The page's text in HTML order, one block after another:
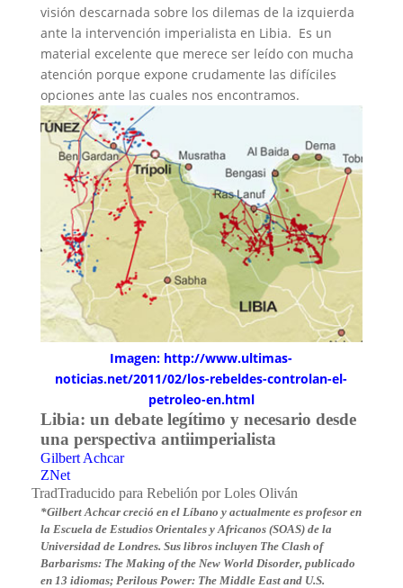
visión descarnada sobre los dilemas de la izquierda
ante la intervención imperialista en Libia. Es un
material excelente que merece ser leído con mucha
atención porque expone crudamente las difíciles
opciones ante las cuales nos encontramos.
Imagen: http://www.ultimas-
noticias.net/2011/02/los-rebeldes-controlan-el-
petroleo-en.html
Libia: un debate legítimo y necesario desde
una perspectiva antiimperialista
Gilbert Achcar
ZNet
TradTraducido para Rebelión por Loles Oliván
*Gilbert Achcar creció en el Líbano y actualmente es profesor en
la Escuela de Estudios Orientales y Africanos (SOAS) de la
Universidad de Londres. Sus libros incluyen The Clash of
Barbarisms: The Making of the New World Disorder, publicado
en 13 idiomas; Perilous Power: The Middle East and U.S.